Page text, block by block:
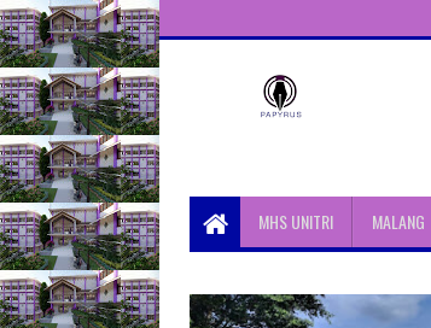
Unit Aktivitas Pers Mahasiswa
Papyrus UnitriMHS UNITRI MALANG